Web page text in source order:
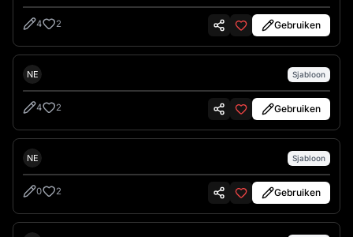
4 2 Gebruiken
NE Sjabloon
4 2 Gebruiken
NE Sjabloon
0 2 Gebruiken